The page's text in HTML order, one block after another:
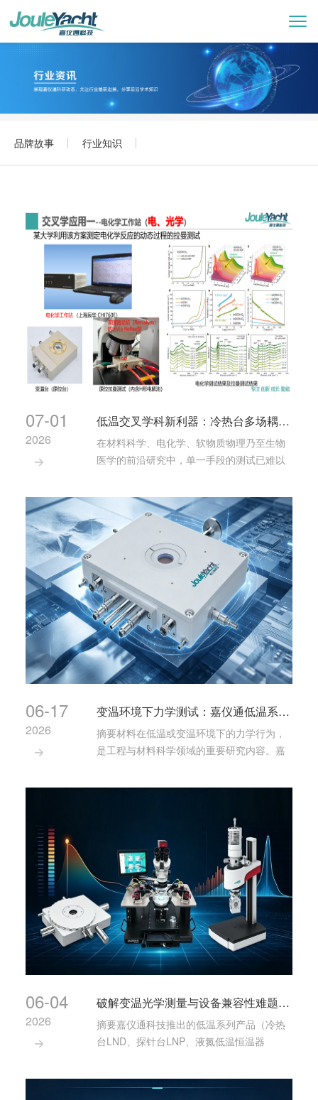
品牌故事 行业知识
07-01
2026

低温交叉学科新利器：冷热台多场耦合原位测试方案全解析
在材料科学、电化学、软物质物理乃至生物
医学的前沿研究中，单一手段的测试已难以
学、电学、磁学……多场耦合的原位表征，
正成为揭示材料微观机理的关键突破口。 近
日，我们系统梳理了面向低温交叉学科应用
···
06-17
2026

变温环境下力学测试：嘉仪通低温系列产品的典型应用案例
摘要材料在低温或变温环境下的力学行为，
是工程与材料科学领域的重要研究内容。嘉
冷热台、拉力传感器平台、气氛控制系统等
源表、半参仪、3D打印设备等多种外部仪器
06-04
2026

破解变温光学测量与设备兼容性难题：嘉仪通科技冷热台、探针台、液氮低温恒温器
摘要嘉仪通科技推出的低温系列产品（冷热
台LND、探针台LNP、液氮低温恒温器
有常温设备的变温功能改造（如拉曼光谱